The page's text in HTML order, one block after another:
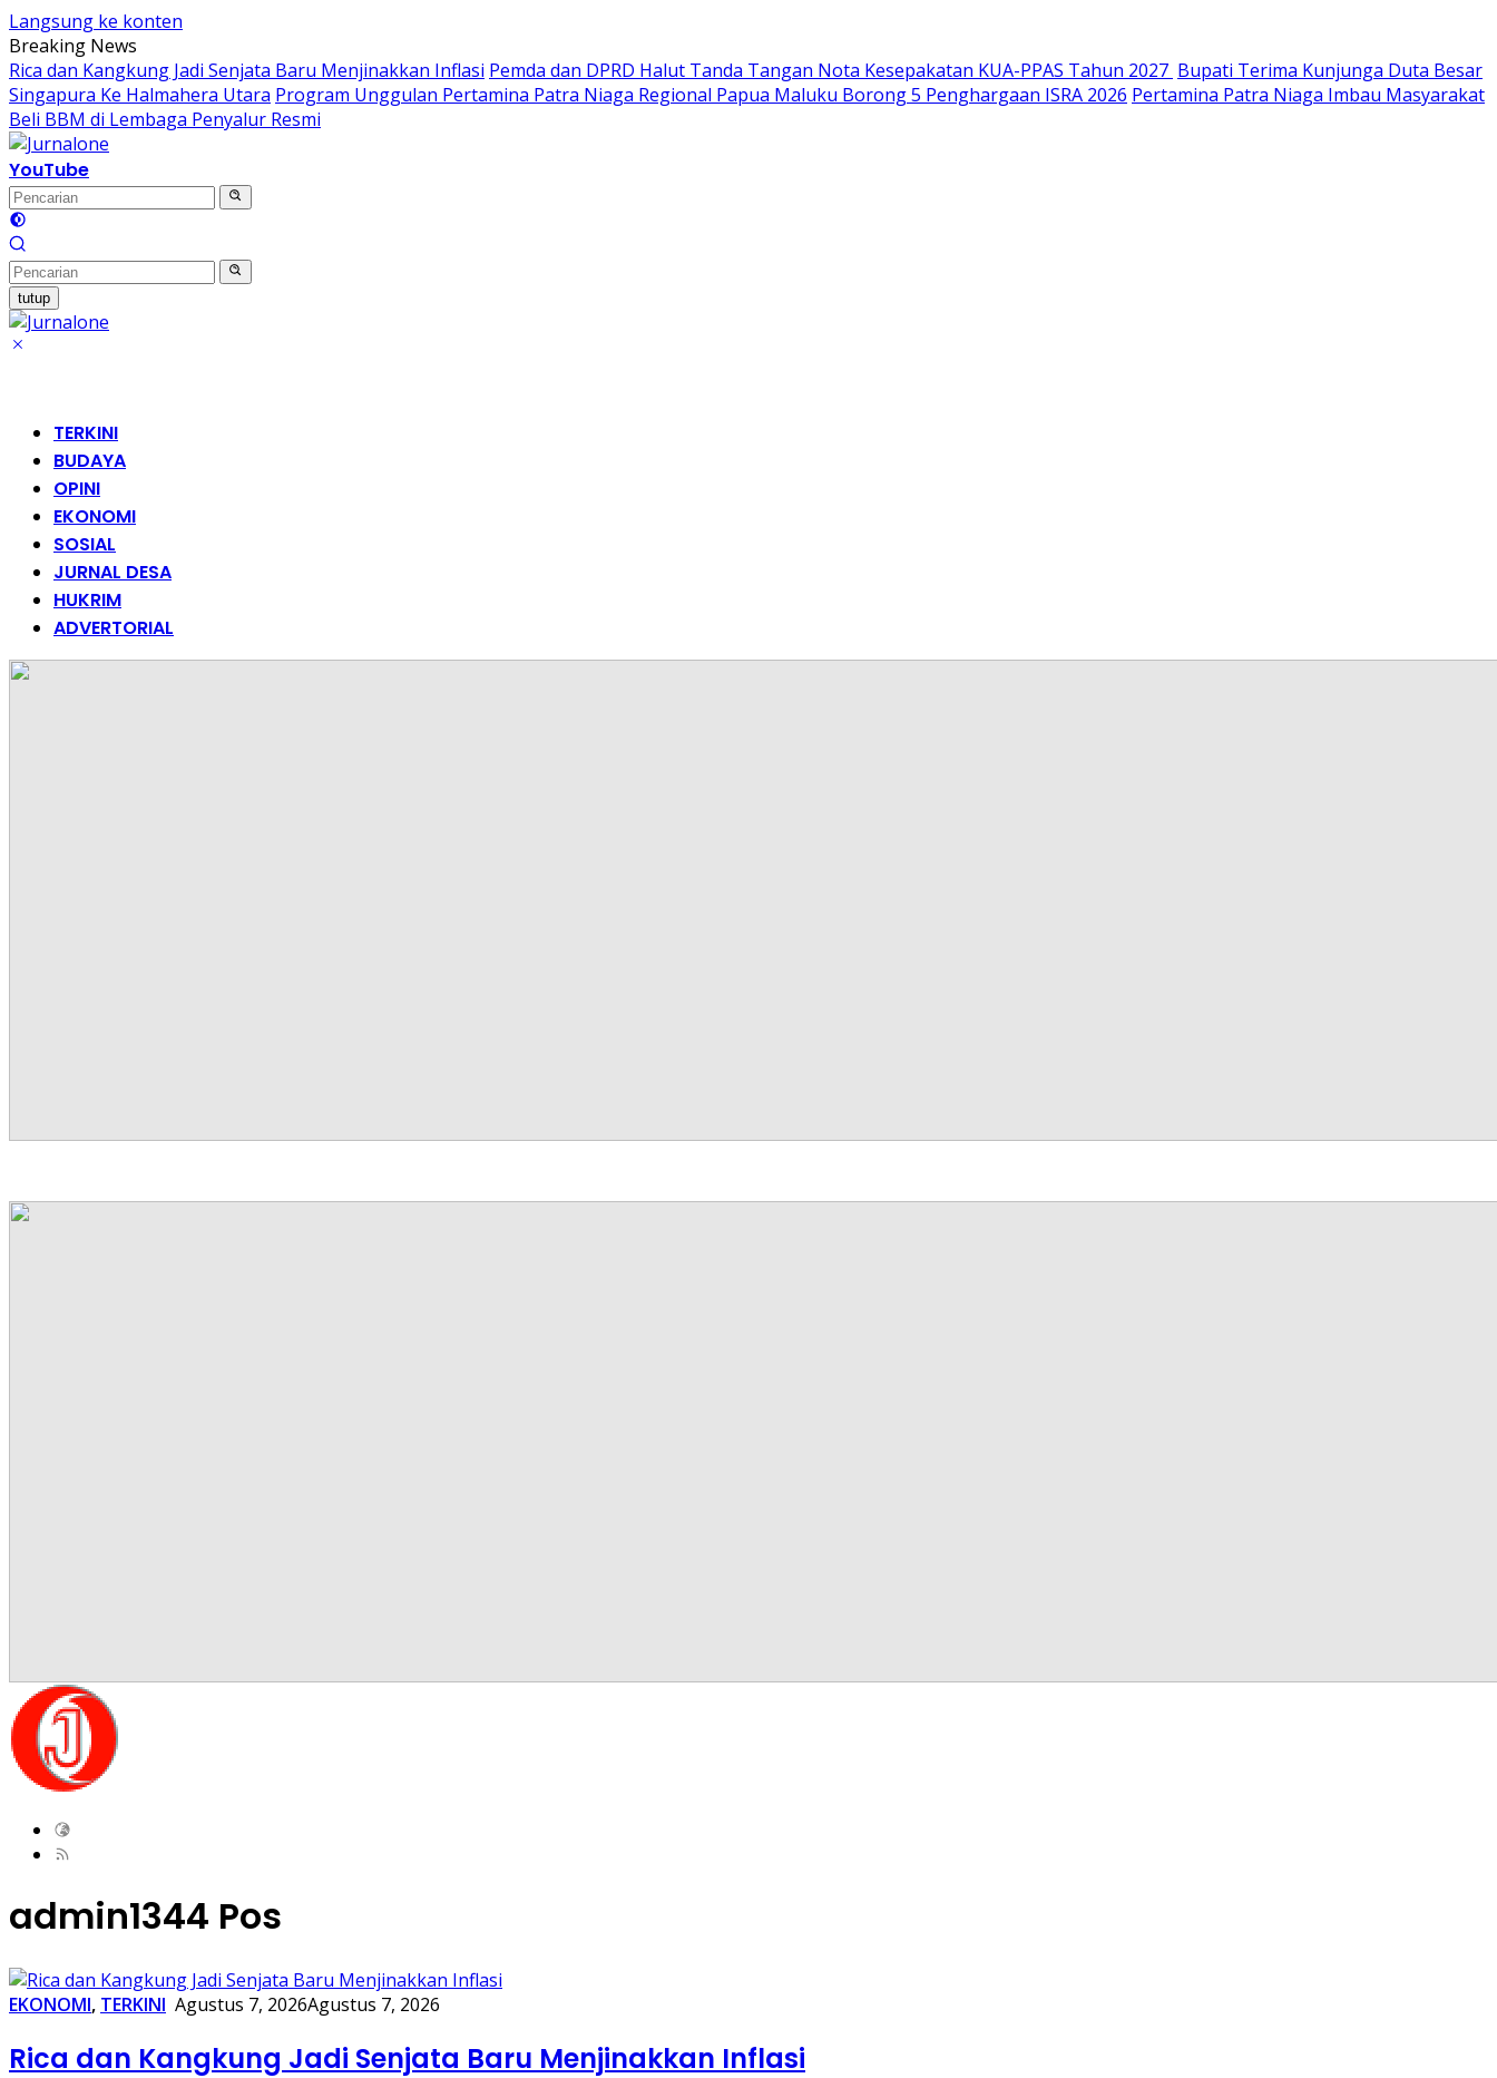
Langsung ke konten
Breaking News
Rica dan Kangkung Jadi Senjata Baru Menjinakkan Inflasi Pemda dan DPRD Halut Tanda Tangan Nota Kesepakatan KUA-PPAS Tahun 2027 Bupati Terima Kunjunga Duta Besar
Singapura Ke Halmahera Utara Program Unggulan Pertamina Patra Niaga Regional Papua Maluku Borong 5 Penghargaan ISRA 2026 Pertamina Patra Niaga Imbau Masyarakat
Beli BBM di Lembaga Penyalur Resmi
YouTube
tutup
TERKINI
BUDAYA
OPINI
EKONOMI
SOSIAL
JURNAL DESA
HUKRIM
ADVERTORIAL
admin1344 Pos
EKONOMI, TERKINI Agustus 7, 2026Agustus 7, 2026
Rica dan Kangkung Jadi Senjata Baru Menjinakkan Inflasi